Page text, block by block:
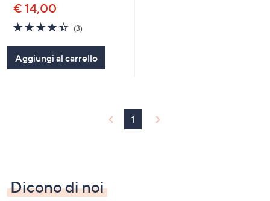
€ 14,00
4.3
of
5
Stars
(3)
Aggiungi al carrello
1
Dicono di noi